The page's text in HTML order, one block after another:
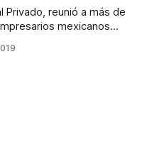
Privado, reunió a más de
mexicanos